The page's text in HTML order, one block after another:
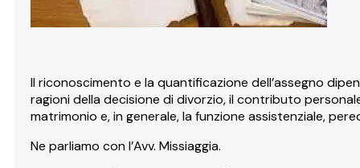
Il riconoscimento e la quantificazione dell’assegno
ragioni della decisione di divorzio, il contributo
matrimonio e, in generale, la funzione assistenziale,
Ne parliamo con l’Avv. Missiaggia.